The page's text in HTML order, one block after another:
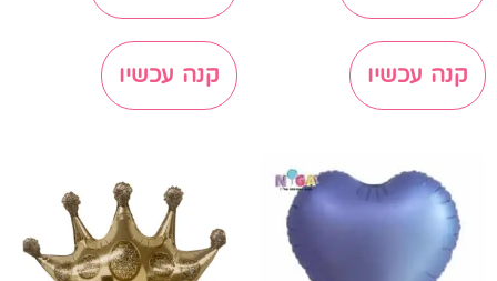
קנה עכשיו קנה עכשיו